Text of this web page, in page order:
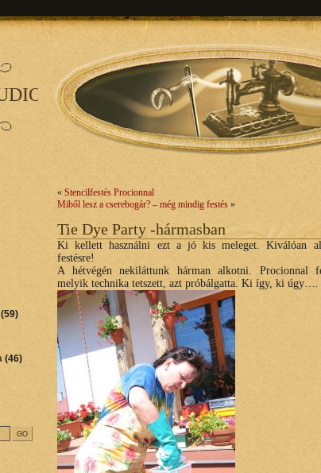
« Stencilfestés Procionnal
Miből lesz a cserebogár? – még mindig festés »
Tie Dye Party -hármasban
Ki kellett használni ezt a jó kis meleget. Kiválóan
festésre!
A hétvégén nekiláttunk hárman alkotni. Procionnal
melyik technika tetszett, azt próbálgatta. Ki így, ki úgy….
(59)
(46)